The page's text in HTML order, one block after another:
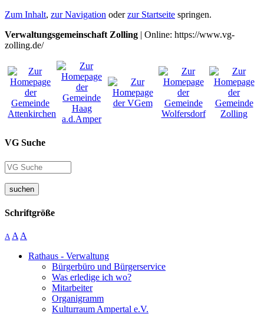
Zum Inhalt, zur Navigation oderzur Startseite springen.
Verwaltungsgemeinschaft Zolling | Online: https://www.vg-
zolling.de/
VG Suche
suchen
Schriftgröße
A A A
Rathaus - Verwaltung
Bürgerbüro und Bürgerservice
Was erledige ich wo?
Mitarbeiter
Organigramm
Kulturraum Ampertal e.V.